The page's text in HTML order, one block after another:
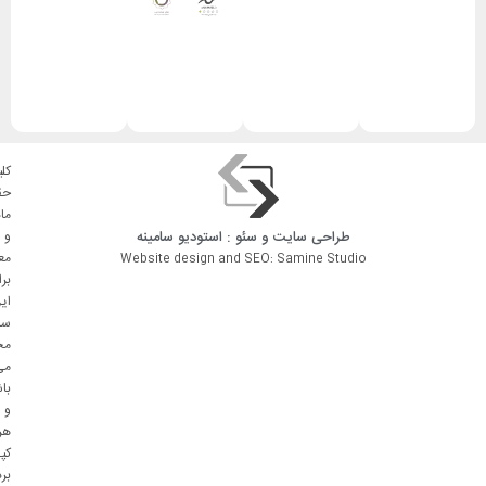
طراحی سایت و سئو : استودیو سامینه
Website design and SEO: Samine Studio
و
و